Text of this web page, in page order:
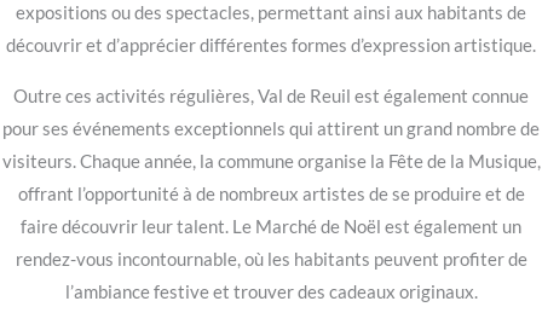
expositions ou des spectacles, permettant ainsi aux habitants de
découvrir et d’apprécier différentes formes d’expression artistique.
Outre ces activités régulières, Val de Reuil est également connue
pour ses événements exceptionnels qui attirent un grand nombre de
visiteurs. Chaque année, la commune organise la Fête de la Musique,
offrant l’opportunité à de nombreux artistes de se produire et de
faire découvrir leur talent. Le Marché de Noël est également un
rendez-vous incontournable, où les habitants peuvent profiter de
l’ambiance festive et trouver des cadeaux originaux.